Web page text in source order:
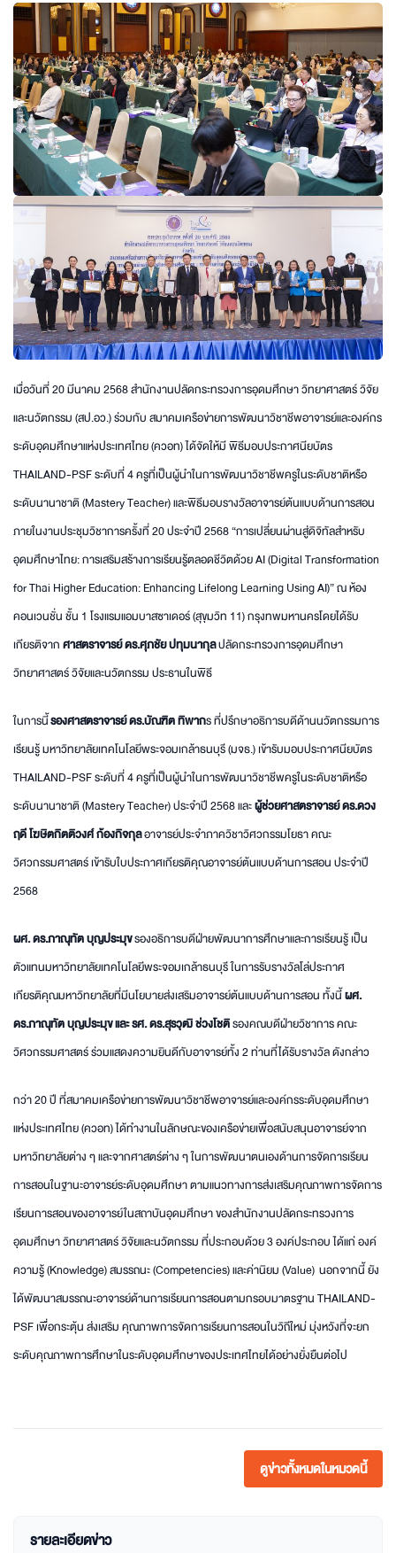
เมื่อวันที่ 20 มีนาคม 2568 สำนักงานปลัดกระทรวงการอุดมศึกษา วิทยาศาสตร์ วิจัย
และนวัตกรรม (สป.อว.) ร่วมกับสมาคมเครือข่ายการพัฒนาวิชาชีพอาจารย์และองค์กร
ระดับอุดมศึกษาแห่งประเทศไทย (ควอท)ได้จัดให้มี พิธีมอบประกาศนียบัตร
THAILAND-PSF ระดับที่ 4 ครูที่เป็นผู้นำในการพัฒนาวิชาชีพครูในระดับชาติหรือ
ระดับนานาชาติ (Mastery Teacher) และพิธีมอบรางวัลอาจารย์ต้นแบบด้านการสอน
ภายในงานประชุมวิชาการครั้งที่ 20 ประจำปี 2568 “การเปลี่ยนผ่านสู่ดิจิทัลสำหรับ
อุดมศึกษาไทย: การเสริมสร้างการเรียนรู้ตลอดชีวิตด้วย AI (Digital Transformation
for Thai Higher Education: Enhancing Lifelong Learning Using AI)”ณ ห้อง
คอนเวนชั่น ชั้น 1 โรงแรมแอมบาสซาเดอร์ (สุขุมวิท 11) กรุงทพมหานครโดยได้รับ
เกียรติจากศาสตราจารย์ ดร.ศุภชัย ปทุมนากุลปลัดกระทรวงการอุดมศึกษา
วิทยาศาสตร์ วิจัยและนวัตกรรม ประธานในพิธี
ในการนี้รองศาสตราจารย์ ดร.บัณฑิต ทิพากร ที่ปรึกษาอธิการบดีด้านนวัตกรรมการ
เรียนรู้ มหาวิทยาลัยเทคโนโลยีพระจอมเกล้าธนบุรี (มจธ.) เข้ารับมอบประกาศนียบัตร
THAILAND-PSF ระดับที่ 4 ครูที่เป็นผู้นำในการพัฒนาวิชาชีพครูในระดับชาติหรือ
ระดับนานาชาติ (Mastery Teacher) ประจำปี 2568 และผู้ช่วยศาสตราจารย์ ดร.ดวง
ฤดี โฆษิตกิตติวงศ์ ก้องกิจกุลอาจารย์ประจำภาควิชาวิศวกรรมโยธา คณะ
วิศวกรรมศาสตร์ เข้ารับใบประกาศเกียรติคุณอาจารย์ต้นแบบด้านการสอน ประจำปี
2568
ผศ. ดร.ภาณุทัต บุญประมุขรองอธิการบดีฝ่ายพัฒนาการศึกษาและการเรียนรู้ เป็น
ตัวแทนมหาวิทยาลัยเทคโนโลยีพระจอมเกล้าธนบุรี ในการรับรางวัลโล่ประกาศ
เกียรติคุณมหาวิทยาลัยที่มีนโยบายส่งเสริมอาจารย์ต้นแบบด้านการสอน ทั้งนี้ผศ.
ดร.ภาณุทัต บุญประมุข และ รศ. ดร.สุรวุฒิ ช่วงโชติรองคณบดีฝ่ายวิชาการ คณะ
วิศวกรรมศาสตร์ ร่วมแสดงความยินดีกับอาจารย์ทั้ง 2 ท่านที่ได้รับรางวัล ดังกล่าว
กว่า 20 ปี ที่สมาคมเครือข่ายการพัฒนาวิชาชีพอาจารย์และองค์กรระดับอุดมศึกษา
แห่งประเทศไทย (ควอท) ได้ทำงานในลักษณะของเครือข่ายเพื่อสนับสนุนอาจารย์จาก
มหาวิทยาลัยต่าง ๆ และจากศาสตร์ต่าง ๆ ในการพัฒนาตนเองด้านการจัดการเรียน
การสอนในฐานะอาจารย์ระดับอุดมศึกษา ตามแนวทางการส่งเสริมคุณภาพการจัดการ
เรียนการสอนของอาจารย์ในสถาบันอุดมศึกษา ของสำนักงานปลัดกระทรวงการ
อุดมศึกษา วิทยาศาสตร์ วิจัยและนวัตกรรม ที่ประกอบด้วย 3 องค์ประกอบ ได้แก่ องค์
ความรู้ (Knowledge) สมรรถนะ (Competencies) และค่านิยม (Value) นอกจากนี้ ยัง
ได้พัฒนาสมรรถนะอาจารย์ด้านการเรียนการสอนตามกรอบมาตรฐาน THAILAND-
PSF เพื่อกระตุ้น ส่งเสริม คุณภาพการจัดการเรียนการสอนในวิถีใหม่ มุ่งหวังที่จะยก
ระดับคุณภาพการศึกษาในระดับอุดมศึกษาของประเทศไทยได้อย่างยั่งยืนต่อไป
ดูข่าวทั้งหมดในหมวดนี้
รายละเอียดข่าว